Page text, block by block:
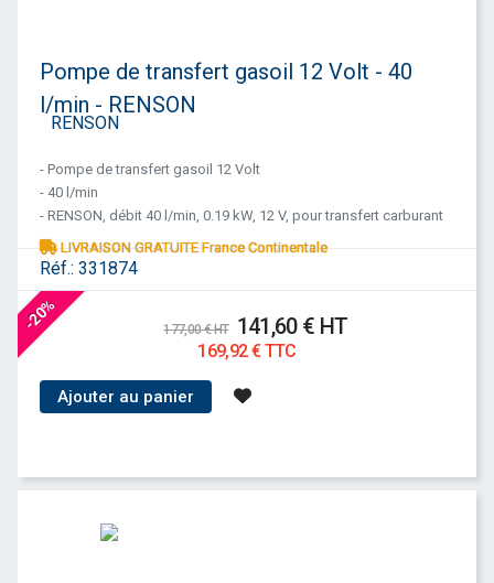
Réf.: 331874
Pompe de transfert gasoil 12 Volt - 40
l/min - RENSON
- Pompe de transfert gasoil 12 Volt
- 40 l/min
- RENSON, débit 40 l/min, 0.19 kW, 12 V, pour transfert carburant
LIVRAISON GRATUITE France Continentale
-20% 177,00 € HT 141,60 € HT
169,92 € TTC
Ajouter au panier